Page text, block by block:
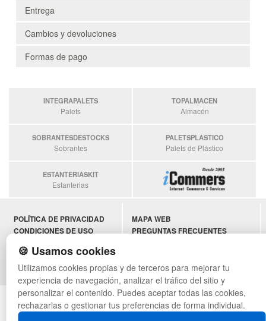
Entrega
Cambios y devoluciones
Formas de pago
INTEGRAPALETS
Palets
TOPALMACEN
Almacén
SOBRANTESDESTOCKS
Sobrantes
PALETSPLASTICO
Palets de Plástico
ESTANTERIASKIT
Estanterias
POLÍTICA DE PRIVACIDAD
CONDICIONES DE USO
CONTACTO
QUIENES SOMOS
MAPA WEB
PREGUNTAS FRECUENTES
© asistentecompras.com - Todos los derechos reservados
🍪 Usamos cookies
Utilizamos cookies propias y de terceros para mejorar tu
experiencia de navegación, analizar el tráfico del sitio y
personalizar el contenido. Puedes aceptar todas las cookies,
rechazarlas o gestionar tus preferencias de forma individual.